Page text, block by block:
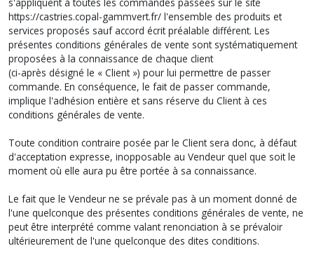
https://castries.copal-gammvert.fr/ l'ensemble des produits et
services proposés sauf accord écrit préalable différent. Les
présentes conditions générales de vente sont systématiquement
proposées à la connaissance de chaque client
(ci-après désigné le « Client ») pour lui permettre de passer
commande. En conséquence, le fait de passer commande,
implique l'adhésion entière et sans réserve du Client à ces
conditions générales de vente.
Toute condition contraire posée par le Client sera donc, à défaut
d'acceptation expresse, inopposable au Vendeur quel que soit le
moment où elle aura pu être portée à sa connaissance.
Le fait que le Vendeur ne se prévale pas à un moment donné de
l'une quelconque des présentes conditions générales de vente, ne
peut être interprété comme valant renonciation à se prévaloir
ultérieurement de l'une quelconque des dites conditions.